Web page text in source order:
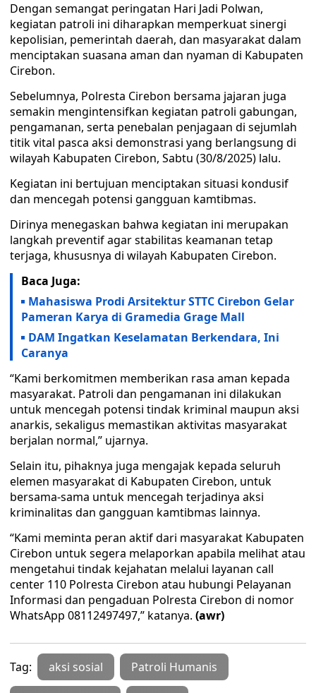
Dengan semangat peringatan Hari Jadi Polwan,
kegiatan patroli ini diharapkan memperkuat sinergi
kepolisian, pemerintah daerah, dan masyarakat dalam
menciptakan suasana aman dan nyaman di Kabupaten
Cirebon.
Sebelumnya, Polresta Cirebon bersama jajaran juga
semakin mengintensifkan kegiatan patroli gabungan,
pengamanan, serta penebalan penjagaan di sejumlah
titik vital pasca aksi demonstrasi yang berlangsung di
wilayah Kabupaten Cirebon, Sabtu (30/8/2025) lalu.
Kegiatan ini bertujuan menciptakan situasi kondusif
dan mencegah potensi gangguan kamtibmas.
Dirinya menegaskan bahwa kegiatan ini merupakan
langkah preventif agar stabilitas keamanan tetap
terjaga, khususnya di wilayah Kabupaten Cirebon.
Baca Juga:
Mahasiswa Prodi Arsitektur STTC Cirebon Gelar
Pameran Karya di Gramedia Grage Mall
DAM Ingatkan Keselamatan Berkendara, Ini
Caranya
“Kami berkomitmen memberikan rasa aman kepada
masyarakat. Patroli dan pengamanan ini dilakukan
untuk mencegah potensi tindak kriminal maupun aksi
anarkis, sekaligus memastikan aktivitas masyarakat
berjalan normal,” ujarnya.
Selain itu, pihaknya juga mengajak kepada seluruh
elemen masyarakat di Kabupaten Cirebon, untuk
bersama-sama untuk mencegah terjadinya aksi
kriminalitas dan gangguan kamtibmas lainnya.
“Kami meminta peran aktif dari masyarakat Kabupaten
Cirebon untuk segera melaporkan apabila melihat atau
mengetahui tindak kejahatan melalui layanan call
center 110 Polresta Cirebon atau hubungi Pelayanan
Informasi dan pengaduan Polresta Cirebon di nomor
WhatsApp 08112497497,” katanya. (awr)
Tag: aksi sosial Patroli Humanis